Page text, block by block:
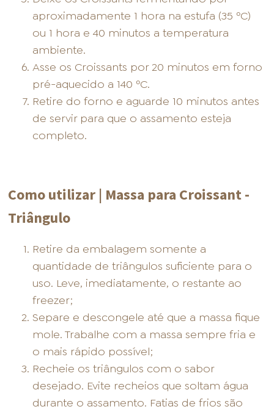
aproximadamente 1 hora na estufa (35 ºC)
ou 1 hora e 40 minutos a temperatura
ambiente.
Asse os Croissants por 20 minutos em forno
pré-aquecido a 140 ºC.
Retire do forno e aguarde 10 minutos antes
de servir para que o assamento esteja
completo.
Como utilizar | Massa para Croissant -
Triângulo
Retire da embalagem somente a
quantidade de triângulos suficiente para o
uso. Leve, imediatamente, o restante ao
freezer;
Separe e descongele até que a massa fique
mole. Trabalhe com a massa sempre fria e
o mais rápido possível;
Recheie os triângulos com o sabor
desejado. Evite recheios que soltam água
durante o assamento. Fatias de frios são